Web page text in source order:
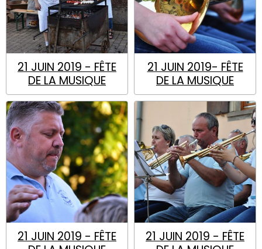
21 JUIN 2019 - FÊTE
DE LA MUSIQUE
21 JUIN 2019- FÊTE
DE LA MUSIQUE
21 JUIN 2019 - FÊTE
21 JUIN 2019 - FÊTE